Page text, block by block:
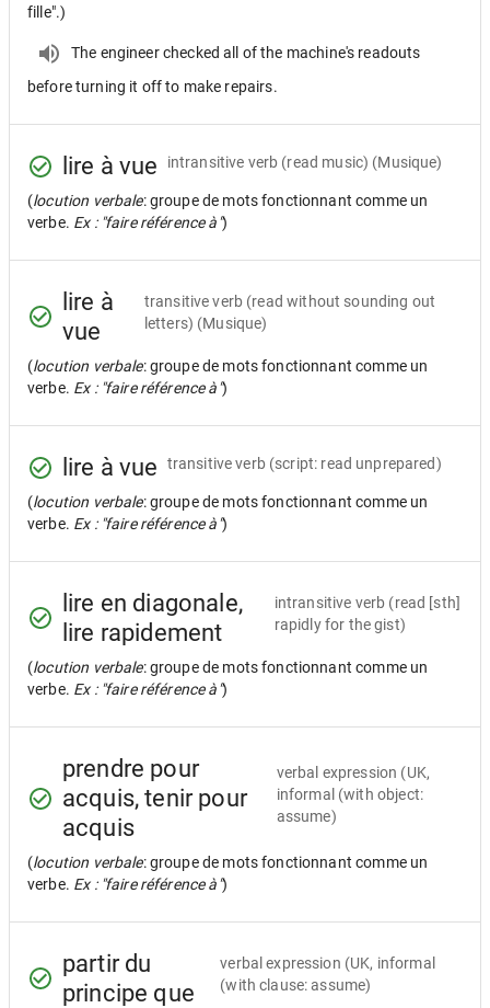
fille".)
The engineer checked all of the machine's readouts
before turning it off to make repairs.
lire à vue intransitive verb (read music) (Musique)
(locution verbale: groupe de mots fonctionnant comme un
verbe. Ex : "faire référence à")
lire à
vue
transitive verb (read without sounding out
letters) (Musique)
(locution verbale: groupe de mots fonctionnant comme un
verbe. Ex : "faire référence à")
lire à vue transitive verb (script: read unprepared)
(locution verbale: groupe de mots fonctionnant comme un
verbe. Ex : "faire référence à")
lire en diagonale,
lire rapidement
intransitive verb (read [sth]
rapidly for the gist)
(locution verbale: groupe de mots fonctionnant comme un
verbe. Ex : "faire référence à")
prendre pour
acquis, tenir pour
acquis
verbal expression (UK,
informal (with object:
assume)
(locution verbale: groupe de mots fonctionnant comme un
verbe. Ex : "faire référence à")
partir du
principe que
verbal expression (UK, informal
(with clause: assume)